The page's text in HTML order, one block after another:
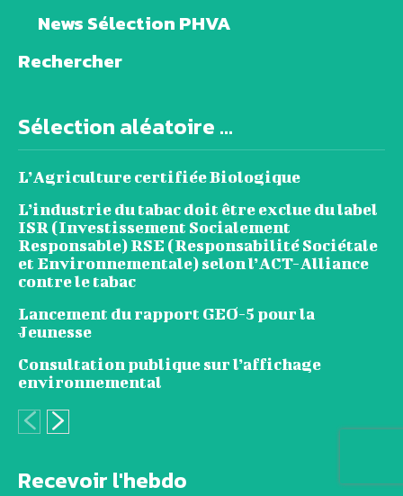
News Sélection PHVA
Rechercher
Sélection aléatoire ...
L’Agriculture certifiée Biologique
L’industrie du tabac doit être exclue du label
ISR (Investissement Socialement
Responsable) RSE (Responsabilité Sociétale
et Environnementale) selon l’ACT-Alliance
contre le tabac
Lancement du rapport GEO-5 pour la
Jeunesse
Consultation publique sur l’affichage
environnemental
Recevoir l'hebdo